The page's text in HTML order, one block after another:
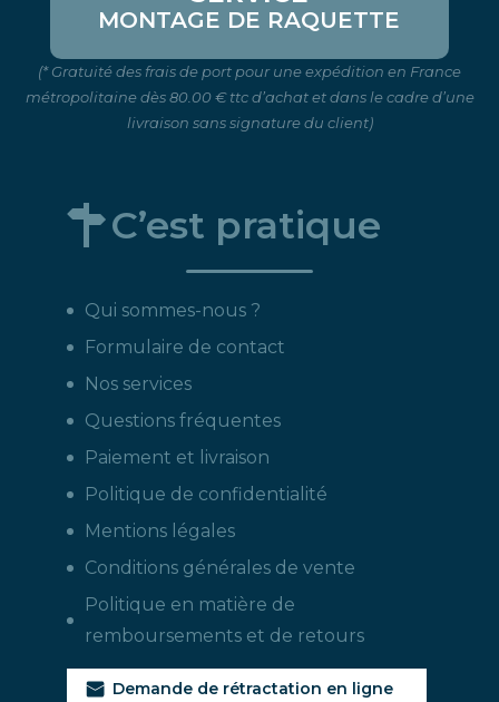
MONTAGE DE RAQUETTE
(* Gratuité des frais de port pour une expédition en France
métropolitaine dès 80.00 € ttc d’achat et dans le cadre d’une
livraison sans signature du client)
C’est pratique
Qui sommes-nous ?
Formulaire de contact
Nos services
Questions fréquentes
Paiement et livraison
Politique de confidentialité
Mentions légales
Conditions générales de vente
Politique en matière de
remboursements et de retours
Demande de rétractation en ligne